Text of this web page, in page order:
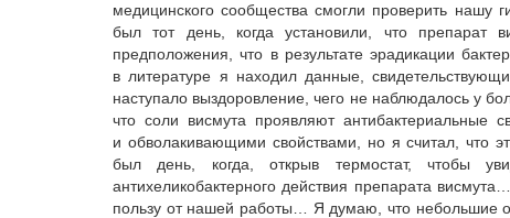
медицинского сообщества смогли проверить нашу
был тот день, когда установили, что препарат
предположения, что в результате эрадикации
в литературе я находил данные,
наступало выздоровление, чего не наблюдалось у
что соли висмута проявляют антибактериальные
и обволакивающими свойствами, но я считал, что
был день, когда, открыв термостат, чтобы
антихеликобактерного действия препарата
пользу от нашей работы… Я думаю, что небольшие